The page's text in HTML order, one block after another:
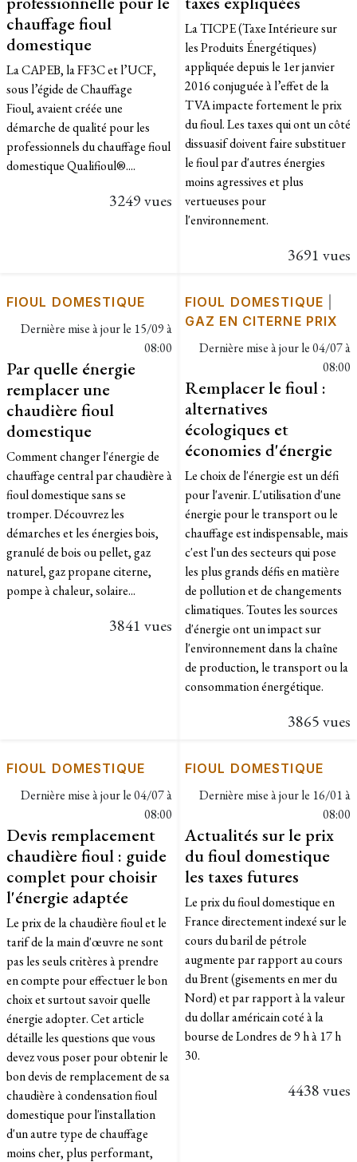
chauffage fioul
domestique
La CAPEB, la FF3C et l’UCF,
sous l’égide de Chauffage
Fioul, avaient créée une
démarche de qualité pour les
professionnels du chauffage fioul
domestique Qualifioul®....
3249 vues
La TICPE (Taxe Intérieure sur
les Produits Énergétiques)
appliquée depuis le 1er janvier
2016 conjuguée à l’effet de la
TVA impacte fortement le prix
du fioul. Les taxes qui ont un côté
dissuasif doivent faire substituer
le fioul par d'autres énergies
moins agressives et plus
vertueuses pour
l'environnement.
3691 vues
FIOUL DOMESTIQUE
Dernière mise à jour le 15/09 à
08:00
Par quelle énergie
remplacer une
chaudière fioul
domestique
Comment changer l'énergie de
chauffage central par chaudière à
fioul domestique sans se
tromper. Découvrez les
démarches et les énergies bois,
granulé de bois ou pellet, gaz
naturel, gaz propane citerne,
pompe à chaleur, solaire...
3841 vues
FIOUL DOMESTIQUE
GAZ EN CITERNE PRIX
Dernière mise à jour le04/07 à
08:00
Remplacer le fioul :
alternatives
écologiques et
économies d'énergie
Le choix de l'énergie est un défi
pour l'avenir. L'utilisation d'une
énergie pour le transport ou le
chauffage est indispensable, mais
c'est l'un des secteurs qui pose
les plus grands défis en matière
de pollution et de changements
climatiques. Toutes les sources
d'énergie ont un impact sur
l'environnement dans la chaîne
de production, le transport ou la
consommation énergétique.
3865 vues
FIOUL DOMESTIQUE
Dernière mise à jour le04/07 à
08:00
Devis remplacement
chaudière fioul : guide
complet pour choisir
l'énergie adaptée
Le prix de la chaudière fioul et le
tarif de la main d'œuvre ne sont
pas les seuls critères à prendre
en compte pour effectuer le bon
choix et surtout savoir quelle
énergie adopter. Cet article
détaille les questions que vous
devez vous poser pour obtenir le
bon devis de remplacement de sa
chaudière à condensation fioul
domestique pour l'installation
d'un autre type de chauffage
moins cher, plus performant,
FIOUL DOMESTIQUE
Dernière mise à jour le 16/01 à
08:00
Actualités sur le prix
du fioul domestique
les taxes futures
Le prix du fioul domestique en
France directement indexé sur le
cours du baril de pétrole
augmente par rapport au cours
du Brent (gisements en mer du
Nord) et par rapport à la valeur
du dollar américain coté à la
bourse de Londres de 9 h à 17 h
30.
4438 vues